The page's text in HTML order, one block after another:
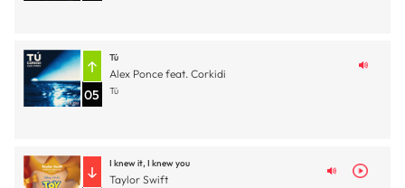
05
Tú
Alex Ponce feat. Corkidi
Tú
I knew it, I knew you
Taylor Swift